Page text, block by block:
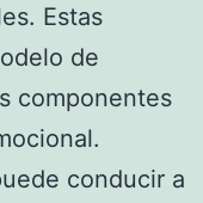
Estas
de
componentes
conducir a